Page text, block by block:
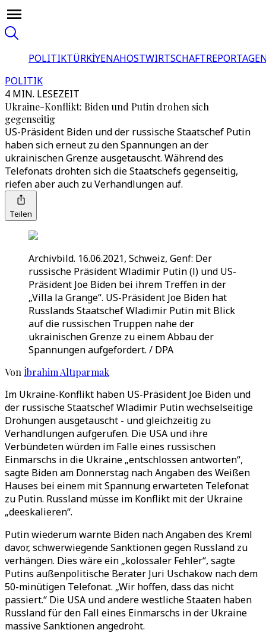
POLITIKTÜRKİYENAHOSTWIRTSCHAFT
POLITIK
4 MIN. LESEZEIT
Ukraine-Konflikt: Biden und Putin drohen sich
gegenseitig
US-Präsident Biden und der russische Staatschef Putin
haben sich erneut zu den Spannungen an der
ukrainischen Grenze ausgetauscht. Während des
Telefonats drohten sich die Staatschefs gegenseitig,
riefen aber auch zu Verhandlungen auf.
Teilen
Archivbild. 16.06.2021, Schweiz, Genf: Der
russische Präsident Wladimir Putin (l) und US-
Präsident Joe Biden bei ihrem Treffen in der
„Villa la Grange“. US-Präsident Joe Biden hat
Russlands Staatschef Wladimir Putin mit Blick
auf die russischen Truppen nahe der
ukrainischen Grenze zu einem Abbau der
Spannungen aufgefordert. / DPA
Von İbrahim Altıparmak
Im Ukraine-Konflikt haben US-Präsident Joe Biden und
der russische Staatschef Wladimir Putin wechselseitige
Drohungen ausgetauscht - und gleichzeitig zu
Verhandlungen aufgerufen. Die USA und ihre
Verbündeten würden im Falle eines russischen
Einmarschs in die Ukraine „entschlossen antworten“,
sagte Biden am Donnerstag nach Angaben des Weißen
Hauses bei einem mit Spannung erwarteten Telefonat
zu Putin. Russland müsse im Konflikt mit der Ukraine
„deeskalieren“.
Putin wiederum warnte Biden nach Angaben des Kreml
davor, schwerwiegende Sanktionen gegen Russland zu
verhängen. Dies wäre ein „kolossaler Fehler“, sagte
Putins außenpolitische Berater Juri Uschakow nach dem
50-minütigen Telefonat. „Wir hoffen, dass das nicht
passiert.“ Die USA und andere westliche Staaten haben
Russland für den Fall eines Einmarschs in der Ukraine
massive Sanktionen angedroht.